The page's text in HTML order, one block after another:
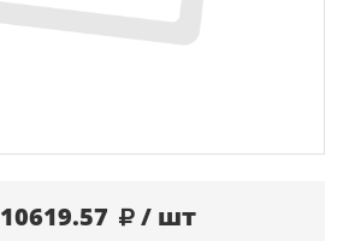
10619.57 / шт